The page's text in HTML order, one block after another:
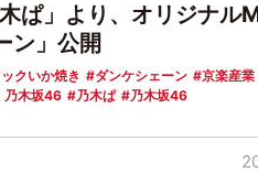
ぱ」より、オリジナル
ン」公開
クいか焼き ダンケシェーン 京楽産業
乃木坂46 乃木ぱ 乃木坂46